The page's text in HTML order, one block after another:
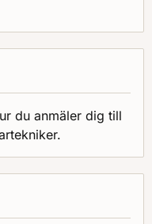
du anmäler dig till